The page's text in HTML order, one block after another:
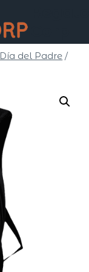
Día del Padre /